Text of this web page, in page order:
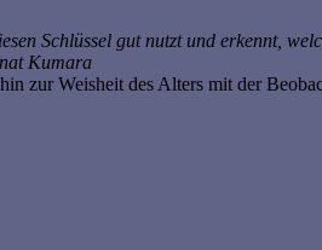
Schlüssel gut nutzt und erkennt,
Kumara
zur Weisheit des Alters mit der